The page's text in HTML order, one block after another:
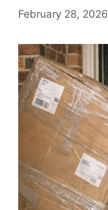
February 28, 2026